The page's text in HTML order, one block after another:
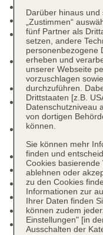
Rezeption
Pools: 9
Pool: Outdoor,
Sonnenschirme:
Activitypool:
ohne Gebühr,
Kinderpool
Pool: Liegen:
ohne Gebühr
Pool: Outdoor,
Sonnenschirme:
Kinderpool:
Kinderpool:
25m-Sport-Pool:
Pool „spray
Souvenirshop,
Arzt
Darüber hinaus und
„Zustimmen“
fünf Partner als
setzen, andere
personenbezogene
erheben und
unserer Webseite
vorzuschlagen
durchzuführen.
Drittstaaten [z.B.
Datenschutzniveau
von dortigen
können.
Sie können mehr
finden und
Cookies basierende
ablehnen oder
zu den Cookies
Informationen zur
Ihrer Daten finden
können zudem
Einstellungen" [in
Ausschalten der